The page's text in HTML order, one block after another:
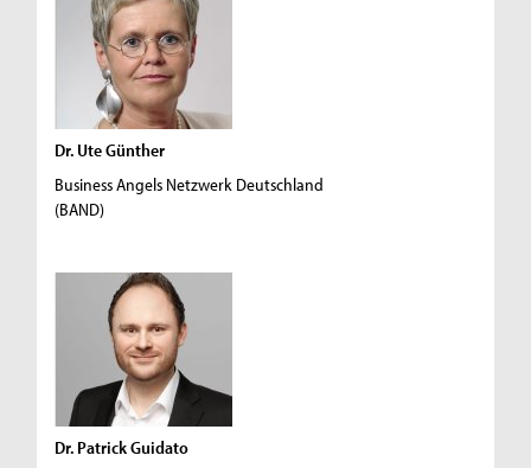
Dr. Ute Günther
Business Angels Netzwerk Deutschland
(BAND)
Dr. Patrick Guidato